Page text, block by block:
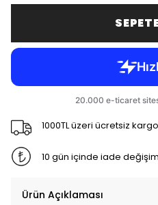
1000TL üzeri ücretsiz kargo
10 gün içinde iade değişim
Ürün Açıklaması